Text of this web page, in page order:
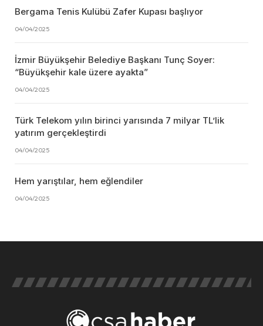
Bergama Tenis Kulübü Zafer Kupası başlıyor
04/04/2025
İzmir Büyükşehir Belediye Başkanı Tunç Soyer:
“Büyükşehir kale üzere ayakta”
04/04/2025
Türk Telekom yılın birinci yarısında 7 milyar TL’lik
yatırım gerçekleştirdi
04/04/2025
Hem yarıştılar, hem eğlendiler
04/04/2025